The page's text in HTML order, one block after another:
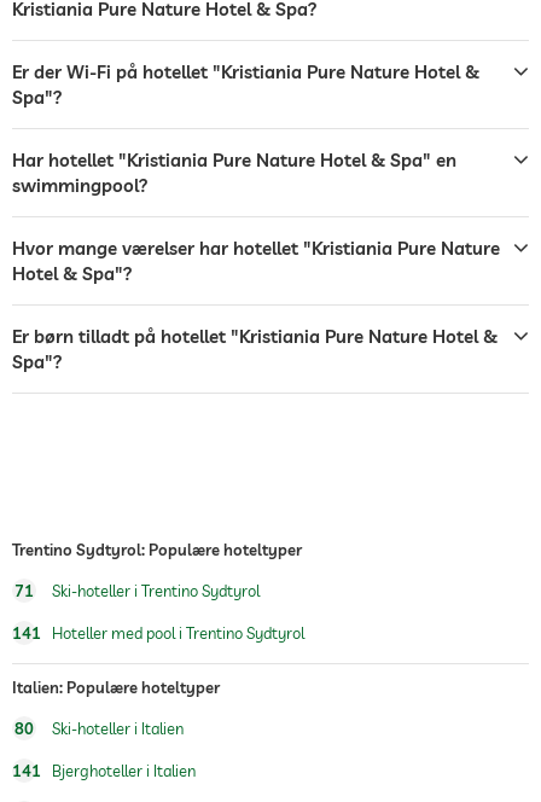
bar
restaurant
roomservice
shuttle til attraktioner gratis
Bordtennis
Vintersportsfaciliteter
skiløb
indendørs pool åben hele året
pool opvarmet
Vandreture
Legeplads for børn
Kristiania Pure Nature Hotel & Spa?
Er der Wi-Fi på hotellet "Kristiania Pure Nature Hotel &
Spa"?
Har hotellet "Kristiania Pure Nature Hotel & Spa" en
swimmingpool?
Hvor mange værelser har hotellet "Kristiania Pure Nature
Hotel & Spa"?
Er børn tilladt på hotellet "Kristiania Pure Nature Hotel &
Spa"?
Trentino Sydtyrol: Populære hoteltyper
71 Ski-hoteller i Trentino Sydtyrol
141 Hoteller med pool i Trentino Sydtyrol
Italien: Populære hoteltyper
80 Ski-hoteller i Italien
141 Bjerghoteller i Italien